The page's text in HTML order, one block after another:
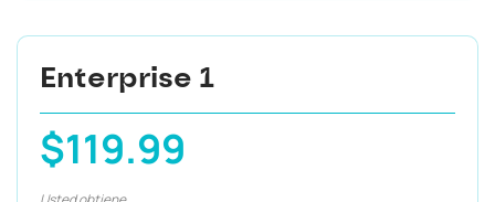
Enterprise 1
$119.99